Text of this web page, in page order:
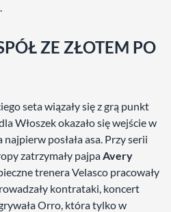
ZE ZŁOTEM PO
seta wiązały się z grą punkt
Włoszek okazało się wejście w
posłała asa. Przy serii
zatrzymały pajpaAvery
trenera Velasco pracowały
kontrataki, koncert
Orro, która tylko w